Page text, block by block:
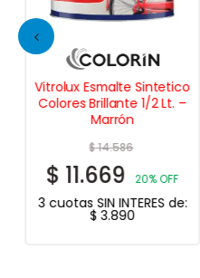
Vitrolux Esmalte Sintetico
Colores Brillante 1/2 Lt. –
Marrón
$14.586
$11.669 20% OFF
3 cuotas SIN INTERES de:
$3.890